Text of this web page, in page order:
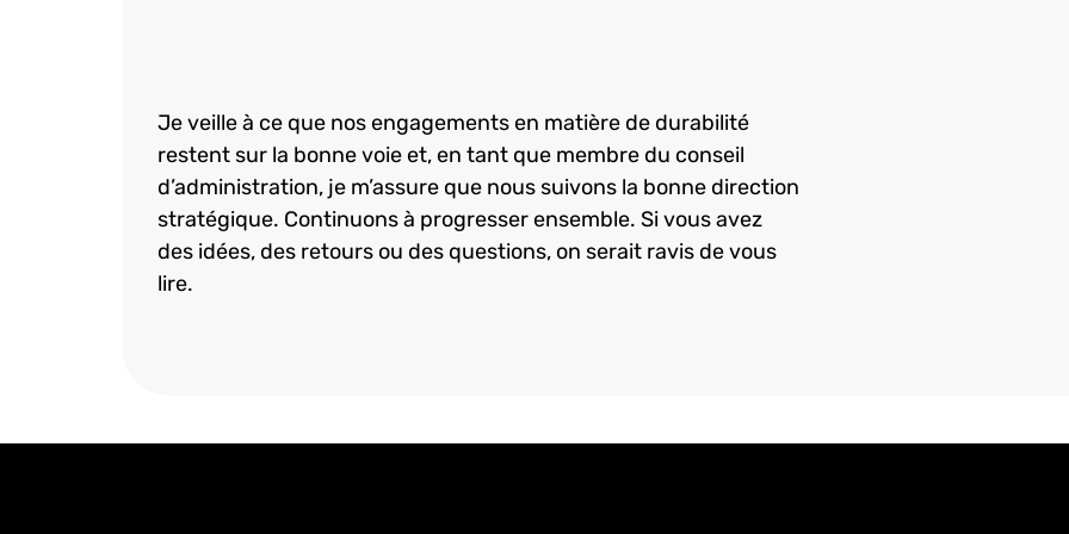
Je veille à ce que nos engagements en matière de durabilité
restent sur la bonne voie et, en tant que membre du conseil
d’administration, je m’assure que nous suivons la bonne direction
stratégique. Continuons à progresser ensemble. Si vous avez
des idées, des retours ou des questions, on serait ravis de vous
lire.